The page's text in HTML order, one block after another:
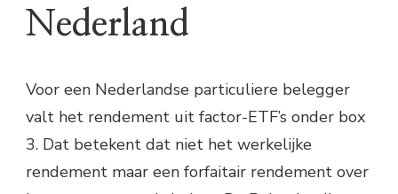
Nederland
Voor een Nederlandse particuliere belegger
valt het rendement uit factor-ETF’s onder box
3. Dat betekent dat niet het werkelijke
rendement maar een forfaitair rendement over